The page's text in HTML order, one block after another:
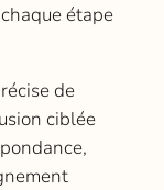
étape
de
ciblée